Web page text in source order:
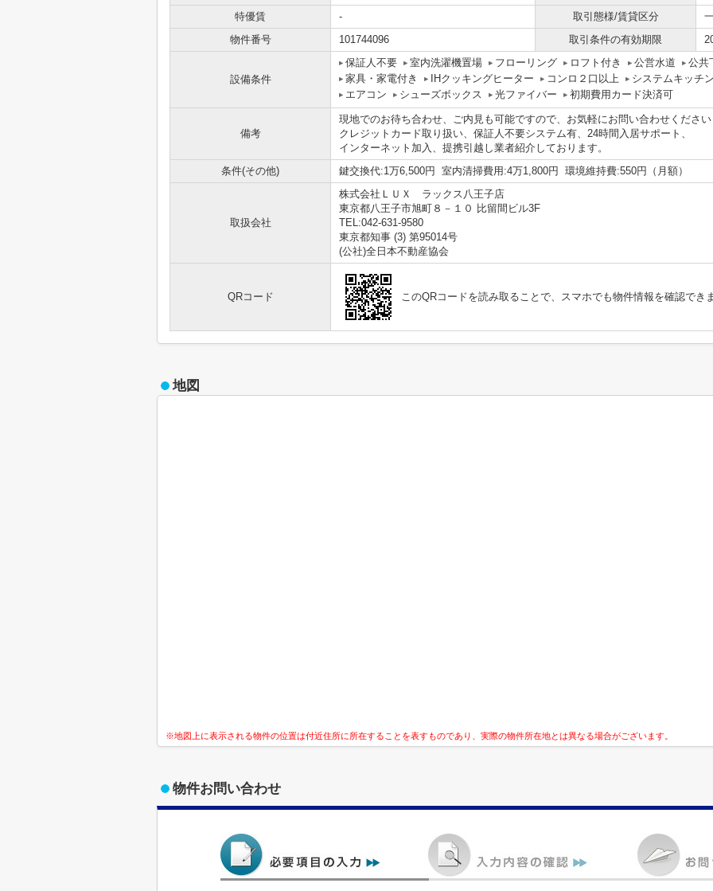
特優賃
- 取引態様/賃貸区分
物件番号
101744096 取引条件の有効期限
設備条件
保証人不要 室内洗濯機置場 フローリング ロフト付き 公営水道
公共
家具・家電付き
IHクッキングヒーター コンロ２口以上
システムキッチ
エアコン
シューズボックス 光ファイバー 初期費用カード決済可
備考
現地でのお待ち合わせ、ご内見も可能ですので、お気軽にお問い合わせくださ
クレジットカード取り扱い、保証人不要システム有、24時間入居サポート、
インターネット加入、提携引越し業者紹介しております。
条件(その他)
鍵交換代:1万6,500円 室内清掃費用:4万1,800円 環境維持費:550円（月額）
取扱会社
株式会社ＬＵＸ ラックス八王子店
東京都八王子市旭町８－１０ 比留間ビル3F
TEL:042-631-9580
東京都知事 (3) 第95014号
(公社)全日本不動産協会
QRコード このQRコードを読み取ることで、スマホでも物件情報を確認でき
地図
※地図上に表示される物件の位置は付近住所に所在することを表すものであり、実際の物件所在地とは異なる場合がございます。
物件お問い合わせ